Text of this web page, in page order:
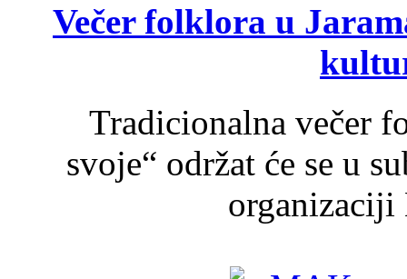
Večer folklora u
Tradicionalna večer
svoje“ održat će se u
organizaciji